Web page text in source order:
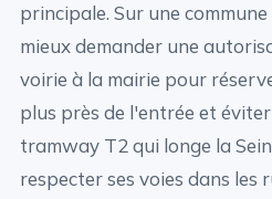
principale. Sur une
mieux demander une
voirie à la mairie pour
plus près de l'entrée et
tramway T2 qui longe la
respecter ses voies dans les